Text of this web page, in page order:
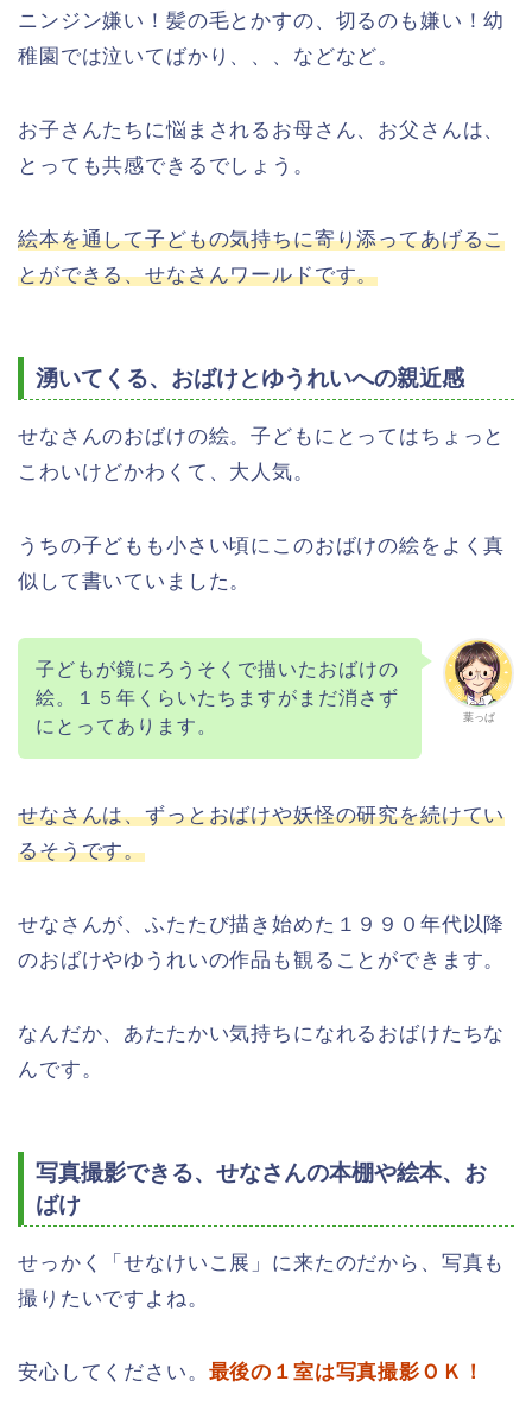
ニンジン嫌い！髪の毛とかすの、切るのも嫌い！幼
稚園では泣いてばかり、、、などなど。
お子さんたちに悩まされるお母さん、お父さんは、
とっても共感できるでしょう。
絵本を通して子どもの気持ちに寄り添ってあげるこ
とができる、せなさんワールドです。
湧いてくる、おばけとゆうれいへの親近感
せなさんのおばけの絵。子どもにとってはちょっと
こわいけどかわくて、大人気。
うちの子どもも小さい頃にこのおばけの絵をよく真
似して書いていました。
葉っぱ
子どもが鏡にろうそくで描いたおばけの
絵。１５年くらいたちますがまだ消さず
にとってあります。
せなさんは、ずっとおばけや妖怪の研究を続けてい
るそうです。
せなさんが、ふたたび描き始めた１９９０年代以降
のおばけやゆうれいの作品も観ることができます。
なんだか、あたたかい気持ちになれるおばけたちな
んです。
写真撮影できる、せなさんの本棚や絵本、お
ばけ
せっかく「せなけいこ展」に来たのだから、写真も
撮りたいですよね。
安心してください。 最後の１室は写真撮影ＯＫ！